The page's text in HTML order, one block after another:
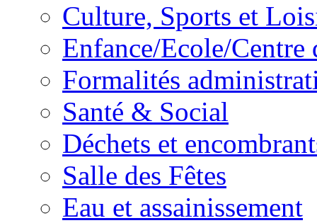
Culture, Sports et
Enfance/Ecole/Centre
Formalités
Santé & Social
Déchets et
Salle des Fêtes
Eau et assainissement